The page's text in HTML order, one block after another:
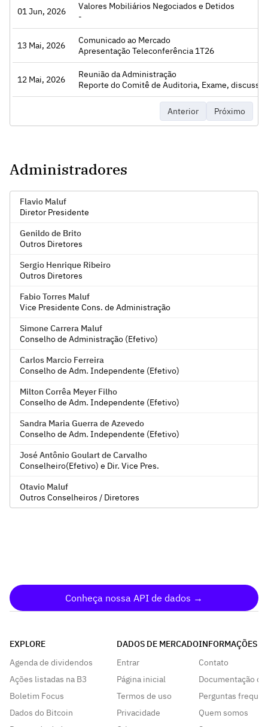
01 Jun, 2026
Valores Mobiliários Negociados e Detidos
-
Acessar
13 Mai, 2026
Comunicado ao Mercado
Apresentação Teleconferência 1T26
Acessar
12 Mai, 2026
Reunião da Administração
Reporte do Comitê de Auditoria, Exame, discussão e aprovação do relatório de administração,
Acessar
Anterior Próximo
Administradores
Flavio Maluf
Diretor Presidente
Genildo de Brito
Outros Diretores
Sergio Henrique Ribeiro
Outros Diretores
Fabio Torres Maluf
Vice Presidente Cons. de Administração
Simone Carrera Maluf
Conselho de Administração (Efetivo)
Carlos Marcio Ferreira
Conselho de Adm. Independente (Efetivo)
Milton Corrêa Meyer Filho
Conselho de Adm. Independente (Efetivo)
Sandra Maria Guerra de Azevedo
Conselho de Adm. Independente (Efetivo)
José Antônio Goulart de Carvalho
Conselheiro(Efetivo) e Dir. Vice Pres.
Otavio Maluf
Outros Conselheiros / Diretores
Conheça nossa API de dados →
EXPLORE
Agenda de dividendos
Ações listadas na B3
Boletim Focus
Dados do Bitcoin
DADOS DE MERCADO
Entrar
Página inicial
Termos de uso
Privacidade
INFORMAÇÕES
Contato
Documentação da
Perguntas
Quem somos